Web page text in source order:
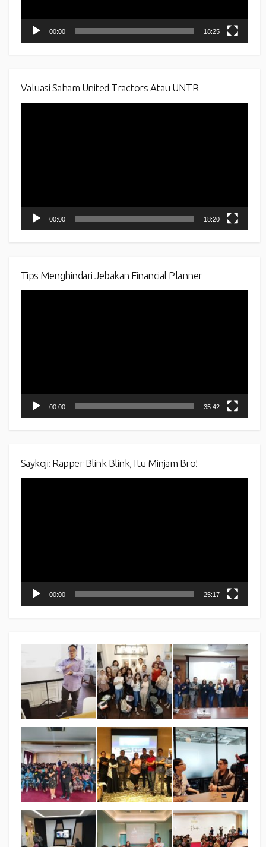
00:00 18:25
Valuasi Saham United Tractors Atau UNTR
00:00 18:20
Tips Menghindari Jebakan Financial Planner
00:00 35:42
Saykoji: Rapper Blink Blink, Itu Minjam Bro!
00:00 25:17